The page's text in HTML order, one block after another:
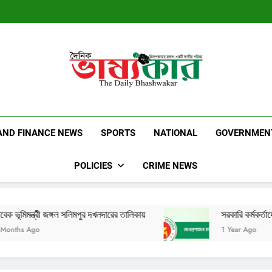
Dainik
FINANCE NEWS SPORTS NATIONAL
POLICIES CRIME NEWS
দখলদারের তালিকায় সরকারি কর্মকর্তাদের নতুন নির্দেশনা
1 Year Ago